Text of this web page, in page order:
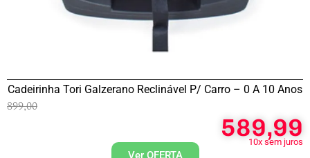
Cadeirinha Tori Galzerano Reclinável P/ Carro – 0 A 10 Anos
899,00
589,99
10x sem juros
Ver OFERTA